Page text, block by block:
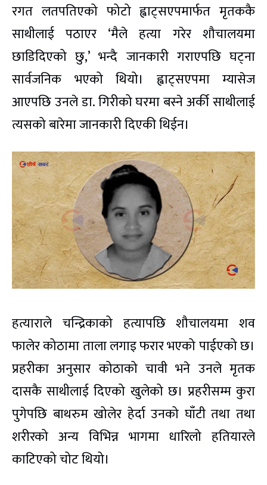
रगत लतपतिएको फोटो ह्वाट्सएपमार्फत मृतककै
साथीलाई पठाएर ‘मैले हत्या गरेर शौचालयमा
छाडिदिएको छु,’ भन्दै जानकारी गराएपछि घट्ना
सार्वजनिक भएको थियो। ह्वाट्सएपमा म्यासेज
आएपछि उनले डा. गिरीको घरमा बस्ने अर्की साथीलाई
त्यसको बारेमा जानकारी दिएकी थिईन।
हत्याराले चन्द्रिकाको हत्यापछि शौचालयमा शव
फालेर कोठामा ताला लगाइ फरार भएको पाईएको छ।
प्रहरीका अनुसार कोठाको चावी भने उनले मृतक
दासकै साथीलाई दिएको खुलेको छ। प्रहरीसम्म कुरा
पुगेपछि बाथरुम खोलेर हेर्दा उनको घाँटी तथा तथा
शरीरको अन्य विभिन्न भागमा धारिलो हतियारले
काटिएको चोट थियो।